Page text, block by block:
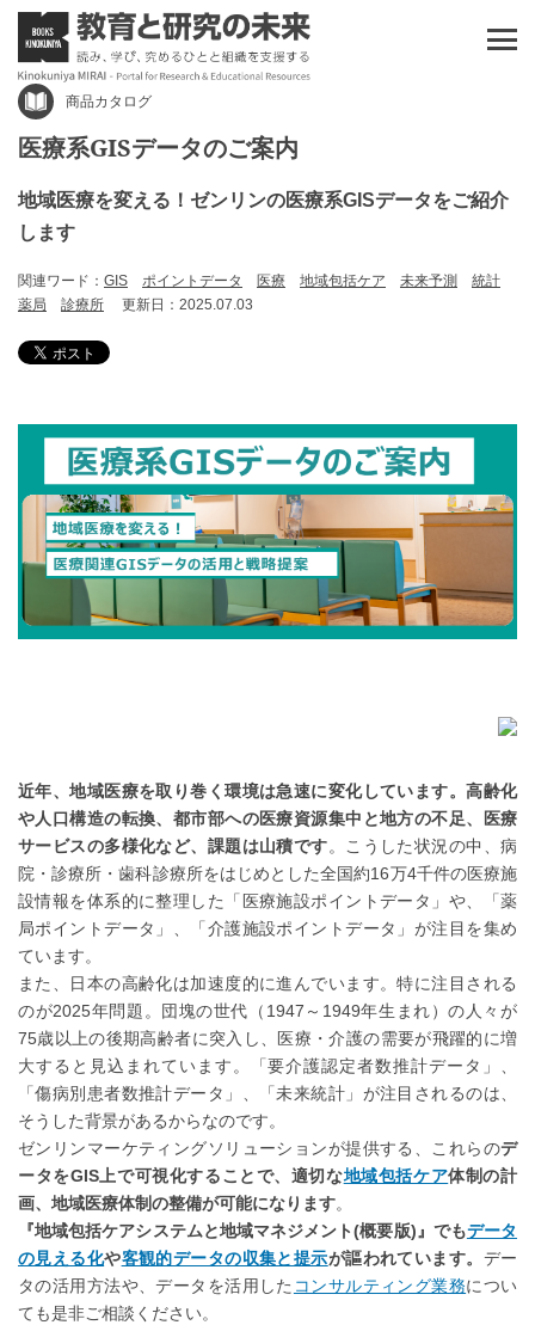
商品カタログ
医療系GISデータのご案内
地域医療を変える！ゼンリンの医療系GISデータをご紹介
します
関連ワード： GIS ポイントデータ 医療 地域包括ケア 未来予測
統計
薬局
診療所 更新日：2025.07.03
近年、地域医療を取り巻く環境は急速に変化しています。高齢化
や人口構造の転換、都市部への医療資源集中と地方の不足、医療
サービスの多様化など、課題は山積です。こうした状況の中、病
院・診療所・歯科診療所をはじめとした全国約16万4千件の医療施
設情報を体系的に整理した「医療施設ポイントデータ」や、「薬
局ポイントデータ」、「介護施設ポイントデータ」が注目を集め
ています。
また、日本の高齢化は加速度的に進んでいます。特に注目される
のが2025年問題。団塊の世代（1947～1949年生まれ）の人々が
75歳以上の後期高齢者に突入し、医療・介護の需要が飛躍的に増
大すると見込まれています。「要介護認定者数推計データ」、
「傷病別患者数推計データ」、「未来統計」が注目されるのは、
そうした背景があるからなのです。
ゼンリンマーケティングソリューションが提供する、これらのデ
ータをGIS上で可視化することで、適切な地域包括ケア体制の計
画、地域医療体制の整備が可能になります。
『地域包括ケアシステムと地域マネジメント(概要版)』でもデータ
の見える化や客観的データの収集と提示が謳われています。 デー
タの活用方法や、データを活用した コンサルティング業務につい
ても是非ご相談ください。